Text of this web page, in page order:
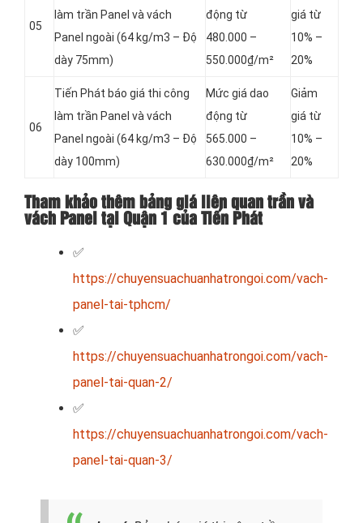
05
làm trần Panel và vách
Panel ngoài (64 kg/m3 – Độ
dày 75mm)
động từ
480.000 –
550.000₫/m²
giá từ
10% –
20%
06
Tiến Phát báo giá thi công
làm trần Panel và vách
Panel ngoài (64 kg/m3 – Độ
dày 100mm)
Mức giá dao
động từ
565.000 –
630.000₫/m²
Giảm
giá từ
10% –
20%
Tham khảo thêm bảng giá liên quan trần và
vách Panel tại Quận 1 của Tiến Phát
✅
https://chuyensuachuanhatrongoi.com/vach-
panel-tai-tphcm/
✅
https://chuyensuachuanhatrongoi.com/vach-
panel-tai-quan-2/
✅
https://chuyensuachuanhatrongoi.com/vach-
panel-tai-quan-3/